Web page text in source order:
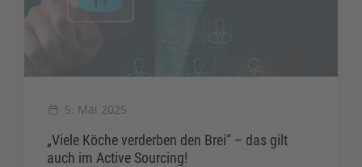
5. Mai 2025
„Viele Köche verderben den Brei“ – das gilt
auch im Active Sourcing!